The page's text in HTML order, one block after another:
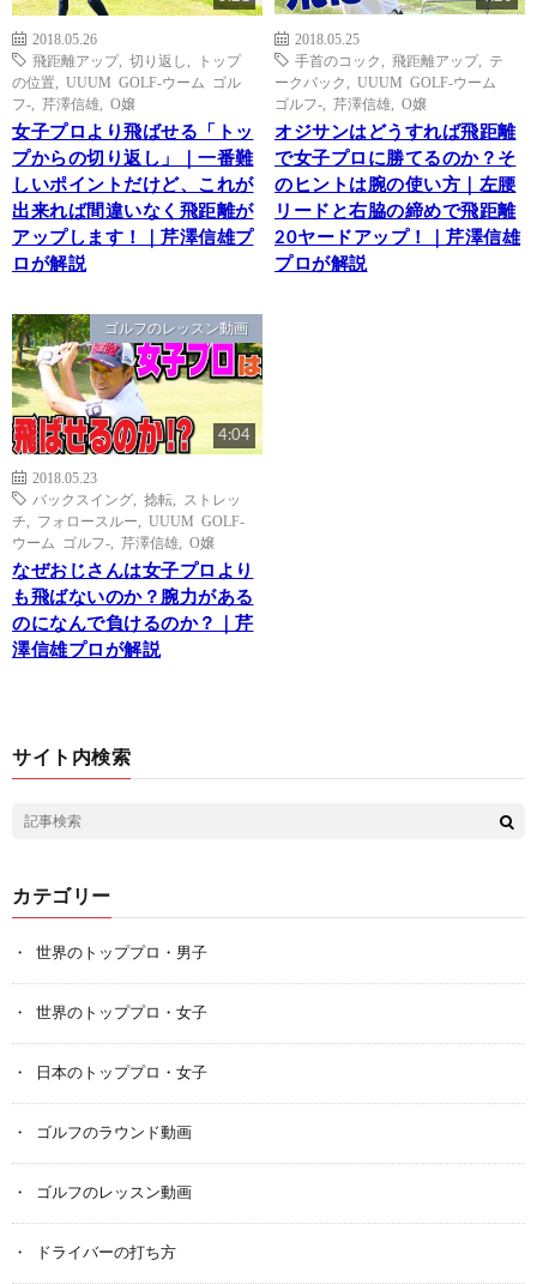
2018.05.26
飛距離アップ, 切り返し
トップ
の位置
UUUM GOLF-ウーム ゴル
フ-
芹澤信雄 O嬢
女子プロより飛ばせる「トッ
プからの切り返し」｜一番難
しいポイントだけど、これが
出来れば間違いなく飛距離が
アップします！｜芹澤信雄プ
ロが解説
2018.05.25
手首のコック
飛距離アップ, テ
ークバック
UUUM GOLF-ウーム
ゴルフ-
芹澤信雄 O嬢
オジサンはどうすれば飛距離
で女子プロに勝てるのか？そ
のヒントは腕の使い方｜左腰
リードと右脇の締めで飛距離
20ヤードアップ！｜芹澤信雄
プロが解説
ゴルフのレッスン動画
4:04
2018.05.23
バックスイング
捻転
ストレッ
チ
フォロースルー
UUUM GOLF-
ウーム ゴルフ-
芹澤信雄 O嬢
なぜおじさんは女子プロより
も飛ばないのか？腕力がある
のになんで負けるのか？｜芹
澤信雄プロが解説
サイト内検索
カテゴリー
世界のトッププロ・男子
世界のトッププロ・女子
日本のトッププロ・女子
ゴルフのラウンド動画
ゴルフのレッスン動画
ドライバーの打ち方